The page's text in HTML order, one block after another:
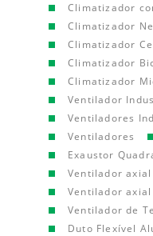
Climatizador
Climatizador
Climatizador
Climatizador
Climatizador
Ventilador
Ventiladores
Ventiladores
Exaustor
Ventilador
Ventilador
Ventilador de
Duto Flexível